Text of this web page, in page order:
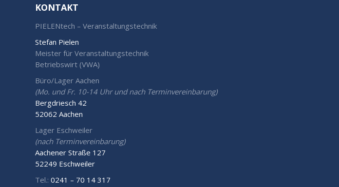
KONTAKT
PIELENtech – Veranstaltungstechnik
Stefan Pielen
Meister für Veranstaltungstechnik
Betriebswirt (VWA)
Büro/Lager Aachen
(Mo. und Fr. 10-14 Uhr und nach Terminvereinbarung)
Bergdriesch 42
52062 Aachen
Lager Eschweiler
(nach Terminvereinbarung)
Aachener Straße 127
52249 Eschweiler
Tel.: 0241 – 70 14 317